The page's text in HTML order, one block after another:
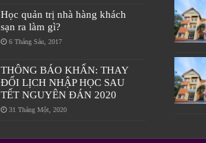
Học quản trị nhà hàng khách
sạn ra làm gì?
6 Tháng Sáu, 2017
THÔNG BÁO KHẨN: THAY
ĐỔI LỊCH NHẬP HỌC SAU
TẾT NGUYÊN ĐÁN 2020
31 Tháng Một, 2020